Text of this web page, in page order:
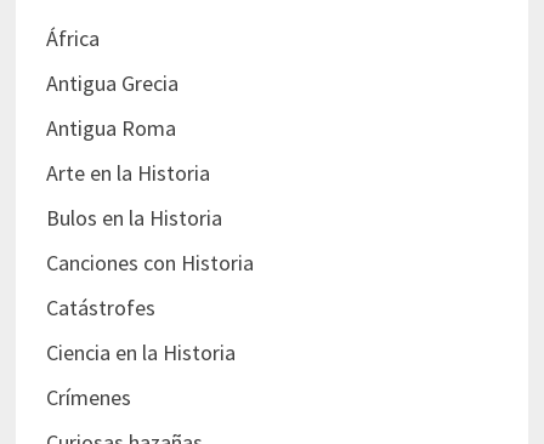
África
Antigua Grecia
Antigua Roma
Arte en la Historia
Bulos en la Historia
Canciones con Historia
Catástrofes
Ciencia en la Historia
Crímenes